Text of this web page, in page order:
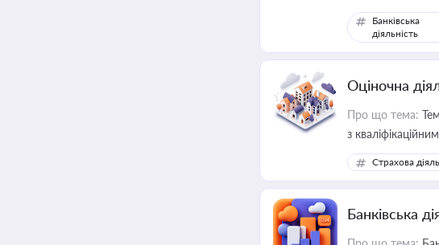
Банківська
діяльність
Оціночна
Про що тема:
з
медійних змін у
приватизації,
Страхова
Банківська